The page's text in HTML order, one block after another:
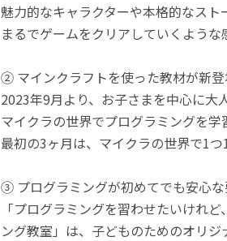
魅力的なキャラクターや本格的なスト
まるでゲームをクリアしていくような
② マインクラフトを使った教材が新登
2023年9月より、お子さまを中心に大
マイクラの世界でプログラミングを
最初の3ヶ月は、マイクラの世界で1
③ プログラミングが初めてでも安心な
「プログラミングを習わせたいけれ
ング教室」は、子どものためのオリ